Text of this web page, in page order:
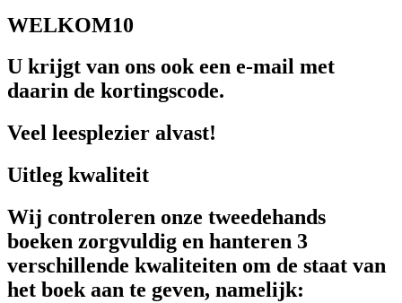
WELKOM10
U krijgt van ons ook een e-mail met
daarin de kortingscode.
Veel leesplezier alvast!
Uitleg kwaliteit
Wij controleren onze tweedehands
boeken zorgvuldig en hanteren 3
verschillende kwaliteiten om de staat van
het boek aan te geven, namelijk: